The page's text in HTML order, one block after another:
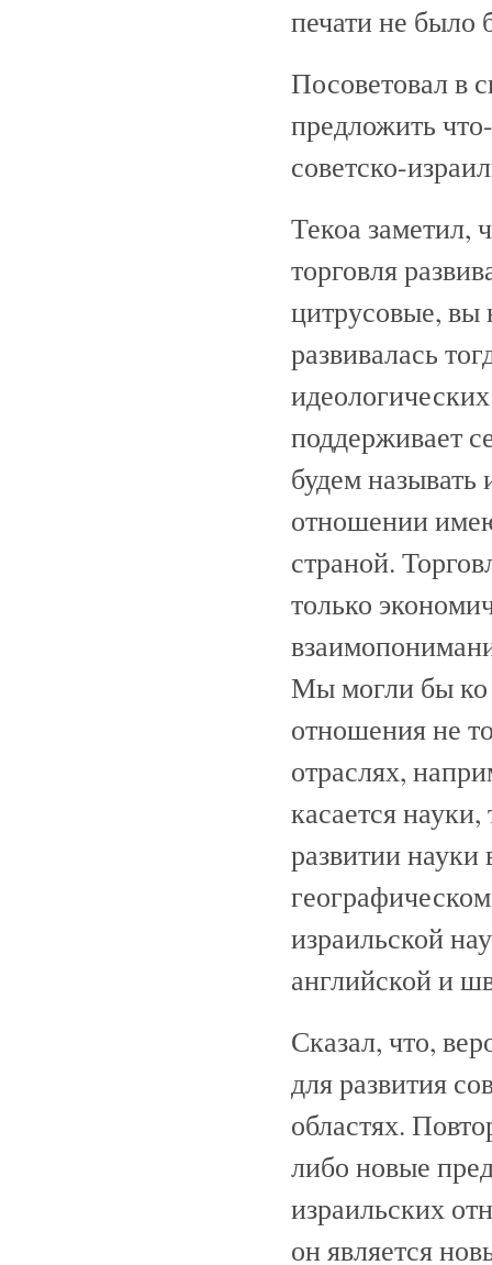
печати не было
Посоветовал в
предложить
советско-
Текоа заметил,
торговля
цитрусовые,
развивалась
поддерживает
будем
отношении
страной.
только
Мы могли бы ко
отношения не
отраслях,
касается
развитии
израильской
английской и
Сказал, что,
для развития
областях.
либо новые
израильских
он является